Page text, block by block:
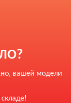
вашей модели